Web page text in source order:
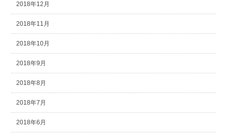
2018年12月
2018年11月
2018年10月
2018年9月
2018年8月
2018年7月
2018年6月